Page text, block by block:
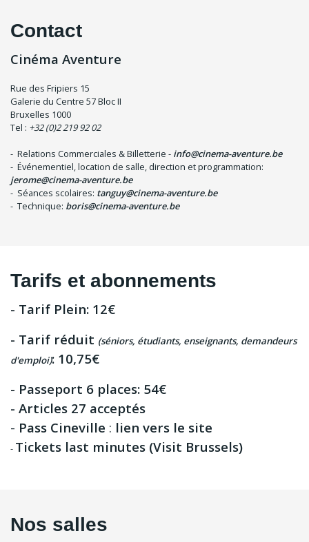
Contact
Cinéma Aventure
Rue des Fripiers 15
Galerie du Centre 57 Bloc II
Bruxelles 1000
Tel : +32 (0)2 219 92 02
- Relations Commerciales & Billetterie - info@cinema-aventure.be
- Événementiel, location de salle, direction et programmation:
jerome@cinema-aventure.be
- Séances scolaires: tanguy@cinema-aventure.be
- Technique: boris@cinema-aventure.be
Tarifs et abonnements
- Tarif Plein: 12€
- Tarif réduit (séniors, étudiants, enseignants, demandeurs
d'emploi): 10,75€
- Passeport 6 places: 54€
- Articles 27 acceptés
- Pass Cineville : lien vers le site
- Tickets last minutes (Visit Brussels)
Nos salles